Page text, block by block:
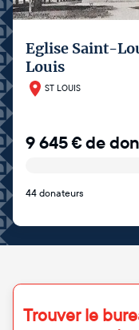
Eglise Saint-
Louis
ST LOUIS
9 645€de
44 donateurs
Trouver le